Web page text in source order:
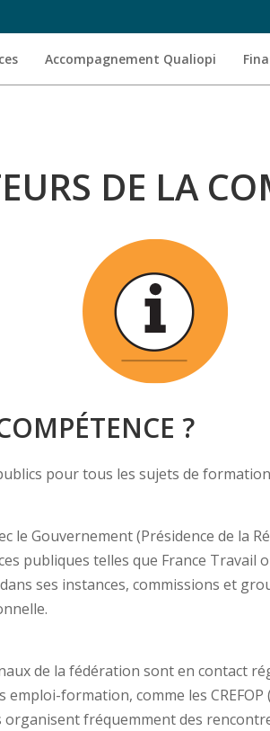
Accompagnement Qualiopi
DE LA
?
pour tous les sujets de
le Gouvernement (Présidence de la
publiques telles que France Travail
ses instances, commissions et
de la fédération sont en contact
formation, comme les
fréquemment des